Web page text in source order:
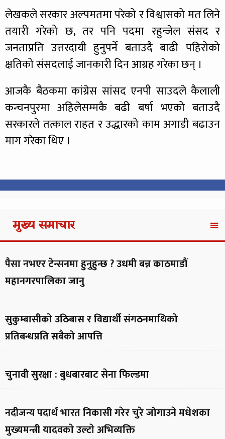
लेखकले सरकार अल्पमतमा परेको र विश्वासको मत लिने
तयारी गरेको छ, तर पनि पदमा रहुन्जेल संसद र
जनताप्रति उत्तरदायी हुनुपर्ने बताउदै बाढी पहिरोको
क्षतिको संसदलाई जानकारी दिन आग्रह गरेका छन् ।
आजकै बैठकमा कांग्रेस सांसद एनपी साउदले कैलाली
कन्चनपुरमा अहिलेसम्मकै बढी बर्षा भएको बताउदै
सरकारले तत्काल राहत र उद्धारको काम अगाडी बढाउन
माग गरेका थिए ।
मुख्य समाचार
पैसा नभएर टेन्सनमा हुनुहुन्छ ? उधमी बन्न काठमाडौं
महानगरपालिका जानु
सुकुम्बासीको उठिबास र विद्यार्थी संगठनमाथिको
प्रतिबन्धप्रति सबैको आपत्ति
चुनावी सुरक्षा : बुधबारबाट सेना फिल्डमा
नदीजन्य पदार्थ भारत निकासी गरेर चुरे जोगाउने मधेशका
मुख्यमन्त्री यादवकाे उल्टाे अभिव्यक्ति